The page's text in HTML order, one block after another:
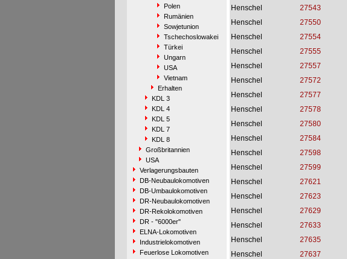
Polen
Rumänien
Sowjetunion
Tschechoslowakei
Türkei
Ungarn
USA
Vietnam
Erhalten
KDL 3
KDL 4
KDL 5
KDL 7
KDL 8
Großbritannien
USA
Verlagerungsbauten
DB-Neubaulokomotiven
DB-Umbaulokomotiven
DR-Neubaulokomotiven
DR-Rekolokomotiven
DR - "6000er"
ELNA-Lokomotiven
Industrielokomotiven
Feuerlose Lokomotiven
Henschel
27543
Henschel
27550
Henschel
27554
Henschel
27555
Henschel
27557
Henschel
27572
Henschel
27577
Henschel
27578
Henschel
27580
Henschel
27584
Henschel
27598
Henschel
27599
Henschel
27621
Henschel
27623
Henschel
27629
Henschel
27633
Henschel
27635
Henschel
27637